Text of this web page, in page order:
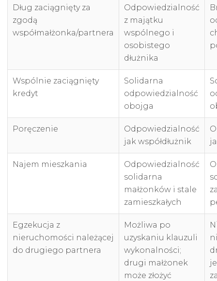
Dług zaciągnięty za
zgodą
współmałżonka/partnera
Odpowiedzialność
z majątku
wspólnego i
osobistego
dłużnika
Wspólnie zaciągnięty
kredyt
Solidarna
odpowiedzialność
obojga
Poręczenie
Odpowiedzialność
jak współdłużnik
Najem mieszkania
Odpowiedzialność
solidarna
małżonków i stale
zamieszkałych
Egzekucja z
nieruchomości należącej
do drugiego partnera
Możliwa po
uzyskaniu klauzuli
wykonalności;
drugi małżonek
może złożyć